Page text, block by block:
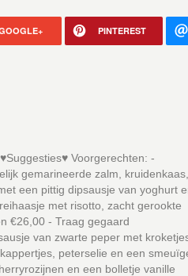
PINTEREST
Voorgerechten: -
gemarineerde zalm, kruidenkaas,
een pittig dipsausje van yoghurt
met risotto, zacht gerookte
€26,00 - Traag gegaard
van zwarte peper met
peterselie en een
en een bolletje vanille